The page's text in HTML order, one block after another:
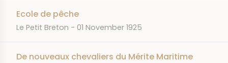
Ecole de pêche
JOURNAL
Le Petit Breton DATE
01 November 1925
De nouveaux chevaliers du Mérite Maritime